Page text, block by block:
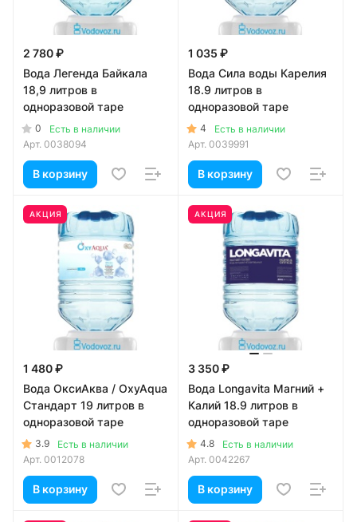
2 780 ₽
Вода Легенда Байкала
18,9 литров в
одноразовой таре
0
Есть в наличии
Арт. 0038094
В корзину
1 035 ₽
Вода Сила воды Карелия
18.9 литров в
одноразовой таре
4
Есть в наличии
Арт. 0039991
В корзину
АКЦИЯ
1 480 ₽
Вода ОксиАква / OxyAqua
Стандарт 19 литров в
одноразовой таре
3.9
Есть в наличии
Арт. 0012078
В корзину
АКЦИЯ
3 350 ₽
Вода Longavita Магний +
Калий 18.9 литров в
одноразовой таре
4.8
Есть в наличии
Арт. 0042267
В корзину